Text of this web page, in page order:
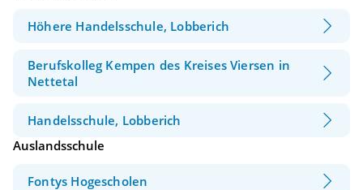
Höhere Handelsschule, Lobberich
Berufskolleg Kempen des Kreises Viersen in
Nettetal
Handelsschule, Lobberich
Auslandsschule
Fontys Hogescholen